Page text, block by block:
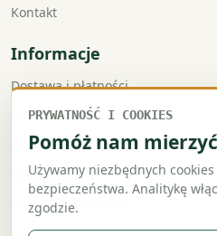
Kontakt
Informacje
Dostawa i płatności
Faktury VAT
Zwroty i reklamacje
Regulamin
Polityka prywatności
PRYWATNOŚĆ I COOKIES
Pomóż nam
Używamy niezbędnych
bezpieczeństwa. Analitykę
zgodzie.